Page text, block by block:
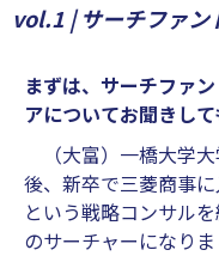
vol.1 | サーチファン
まずは、サーチファ
アについてお聞きし
（大富）一橋大学
後、新卒で三菱商事
という戦略コンサル
のサーチャーになりま